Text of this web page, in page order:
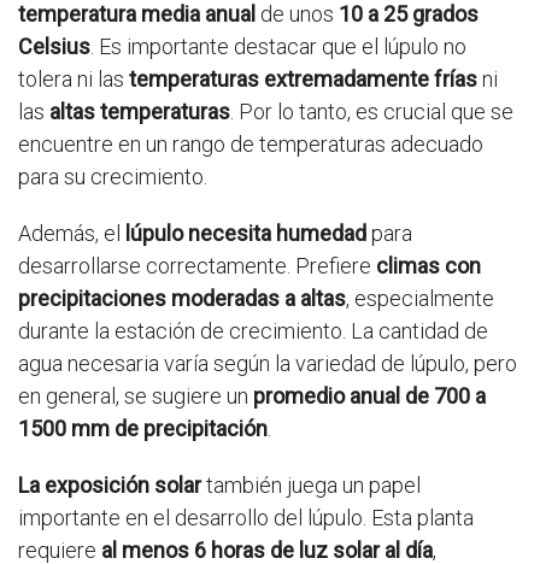
temperatura media anual de unos 10 a 25 grados
Celsius. Es importante destacar que el lúpulo no
tolera ni las temperaturas extremadamente fríasni
las altas temperaturas. Por lo tanto, es crucial que se
encuentre en un rango de temperaturas adecuado
para su crecimiento.
Además, el lúpulo necesita humedadpara
desarrollarse correctamente. Prefiere climas con
precipitaciones moderadas a altas, especialmente
durante la estación de crecimiento. La cantidad de
agua necesaria varía según la variedad de lúpulo, pero
en general, se sugiere un promedio anual de 700 a
1500 mm de precipitación.
La exposición solartambién juega un papel
importante en el desarrollo del lúpulo. Esta planta
requiere al menos 6 horas de luz solar al día,